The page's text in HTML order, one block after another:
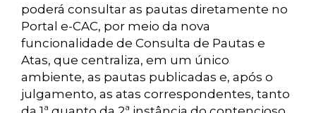
poderá consultar as pautas diretamente no
Portal e-CAC, por meio da nova
funcionalidade de Consulta de Pautas e
Atas, que centraliza, em um único
ambiente, as pautas publicadas e, após o
julgamento, as atas correspondentes, tanto